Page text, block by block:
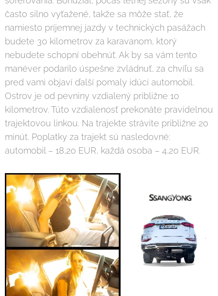
často silno vyťažené, takže sa môže stať, že
namiesto príjemnej jazdy v technických pasážach
budete 30 kilometrov za karavanom, ktorý
nebudete schopní obehnúť. Ak by sa vám tento
manéver podarilo úspešne zvládnuť, za chvíľu sa
pred vami objaví ďalší pomaly idúci automobil.
Ostrov je od pevniny vzdialený približne 10
kilometrov. Túto vzdialenosť prekonáte pravidelnou
trajektovou linkou. Na trajekte strávite približne 20
minút. Poplatky za trajekt sú nasledovné:
automobil – 18,20 EUR, každá osoba – 4,20 EUR.